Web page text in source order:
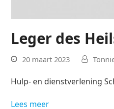
Leger des
20 maart 2023
Hulp- en dienstverlening
Lees meer